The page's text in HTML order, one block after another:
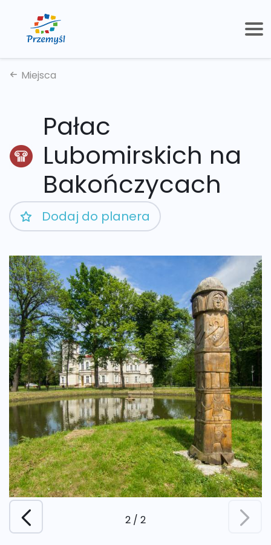
Miejsca
Pałac
Lubomirskich na
Bakończycach
Dodaj do planera
2 / 2